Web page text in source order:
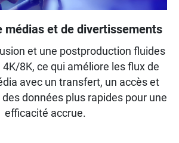
médias et de divertissements
et une postproduction fluides
8K, ce qui améliore les flux de
avec un transfert, un accès et
données plus rapides pour une
efficacité accrue.